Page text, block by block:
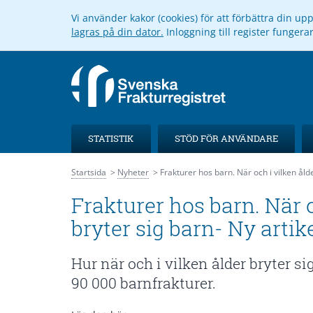
Vi använder kakor (cookies) för att förbättra din
lagras på din dator. Inloggning till register
STATISTIK STÖD FÖR ANVÄNDARE
Startsida Nyheter Frakturer hos barn. När och i vilken
Frakturer hos barn. När
bryter sig barn- Ny
Hur när och i vilken ålder bryter
90 000 barnfrakturer.